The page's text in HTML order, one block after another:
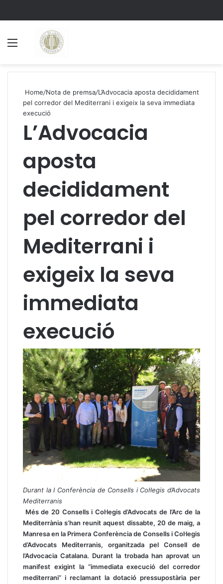
Home/Nota de premsa/L’Advocacia aposta decididament
pel corredor del Mediterrani i exigeix la seva immediata
execució
L’Advocacia
aposta
decididament
pel corredor del
Mediterrani i
exigeix la seva
immediata
execució
Durant la I Conferència de Consells i Col·legis d’Advocats
Mediterranis
Més de 20 Consells i Col·legis d’Advocats de l’Arc de la
Mediterrània s’han reunit aquest dissabte, 20 de maig, a
Manresa en la Primera Conferència de Consells i Col·legis
d’Advocats Mediterranis, organitzada pel Consell de
l’Advocacia Catalana. Durant la trobada han aprovat un
manifest exigint la “immediata execució del corredor
mediterrani” i reclamant la dotació pressupostària per